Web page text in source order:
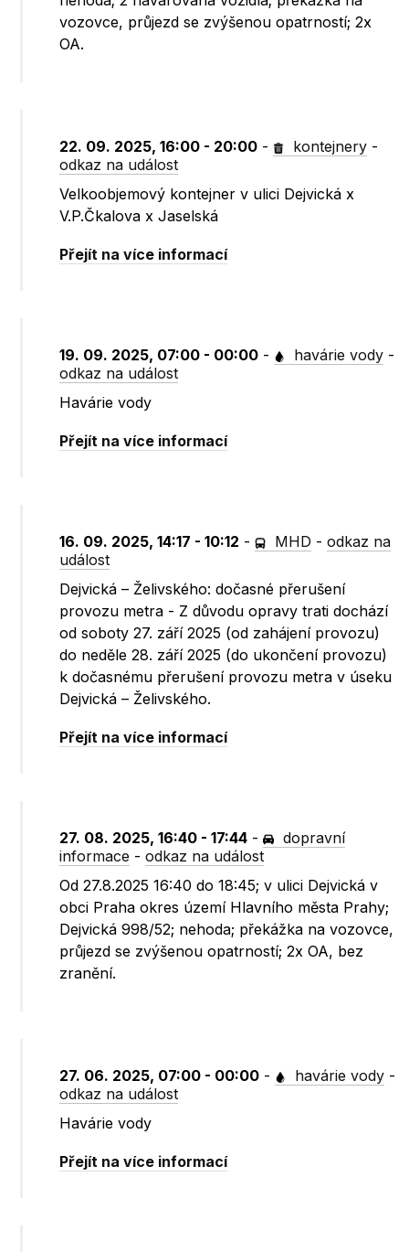
vozovce, průjezd se zvýšenou opatrností; 2x
OA.
22. 09. 2025, 16:00 - 20:00 - kontejnery -
odkaz na událost
Velkoobjemový kontejner v ulici Dejvická x
V.P.Čkalova x Jaselská
Přejít na více informací
19. 09. 2025, 07:00 - 00:00 - havárie vody -
odkaz na událost
Havárie vody
Přejít na více informací
16. 09. 2025, 14:17 - 10:12 - MHD -odkaz na
událost
Dejvická – Želivského: dočasné přerušení
provozu metra - Z důvodu opravy trati dochází
od soboty 27. září 2025 (od zahájení provozu)
do neděle 28. září 2025 (do ukončení provozu)
k dočasnému přerušení provozu metra v úseku
Dejvická – Želivského.
Přejít na více informací
27. 08. 2025, 16:40 - 17:44 -
dopravní
informace -odkaz na událost
Od 27.8.2025 16:40 do 18:45; v ulici Dejvická v
obci Praha okres území Hlavního města Prahy;
Dejvická 998/52; nehoda; překážka na vozovce,
průjezd se zvýšenou opatrností; 2x OA, bez
zranění.
27. 06. 2025, 07:00 - 00:00 - havárie vody -
odkaz na událost
Havárie vody
Přejít na více informací